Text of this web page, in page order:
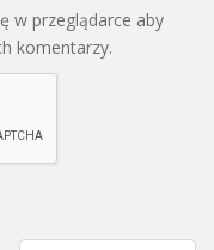
w przeglądarce aby
komentarzy.